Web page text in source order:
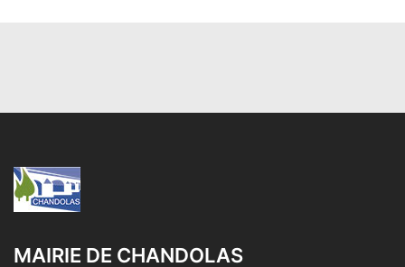
MAIRIE DE CHANDOLAS